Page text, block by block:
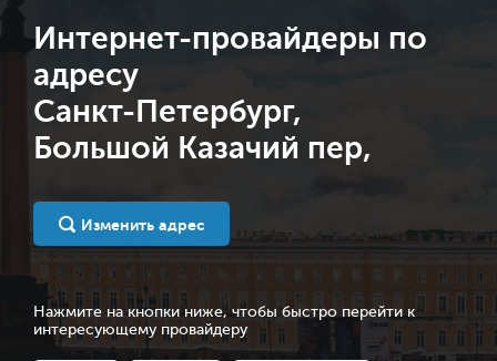
Интернет-провайдеры по
адресу
Санкт-Петербург,
Большой Казачий пер,
Изменить адрес
Нажмите на кнопки ниже, чтобы быстро перейти к
интересующему провайдеру